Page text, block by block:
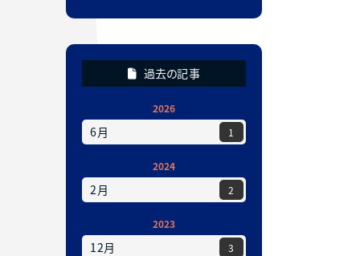
過去の記事
2026
6月 1
2024
2月 2
2023
12月 3